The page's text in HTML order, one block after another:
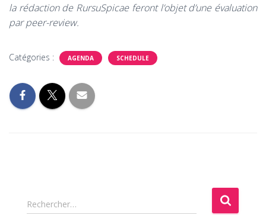
la rédaction de RursuSpicae feront l’objet d’une évaluation
par peer-review.
Catégories : AGENDA SCHEDULE
R
e
Rechercher…